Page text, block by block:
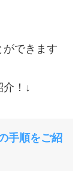
ができます
！↓
手順をご紹